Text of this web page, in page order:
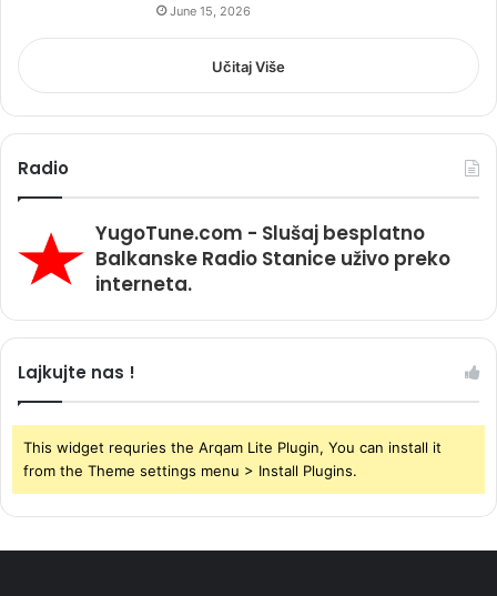
June 15, 2026
Učitaj Više
Radio
YugoTune.com - Slušaj besplatno
Balkanske Radio Stanice uživo preko
interneta.
Lajkujte nas !
This widget requries the Arqam Lite Plugin, You can install it
from the Theme settings menu > Install Plugins.